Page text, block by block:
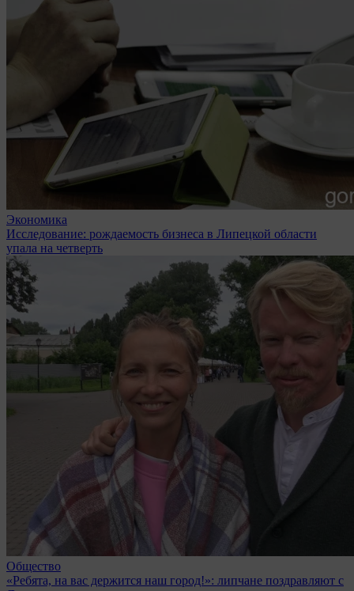
Экономика
Исследование: рождаемость бизнеса в Липецкой области
упала на четверть
Общество
«Ребята, на вас держится наш город!»: липчане поздравляют с